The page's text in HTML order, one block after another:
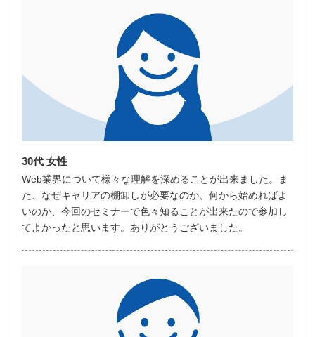
30代 女性
Web業界について様々な理解を深めることが出来ました。ま
た、なぜキャリアの棚卸しが必要なのか、何から始めればよ
いのか、今回のセミナーで色々知ることが出来たので参加し
てよかったと思います。ありがとうございました。